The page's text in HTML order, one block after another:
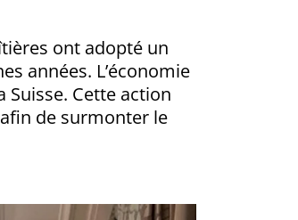
ont adopté un
années. L’économie
Cette action
de surmonter le